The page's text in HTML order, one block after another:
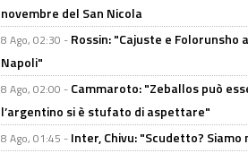
novembre del San Nicola
8 Ago, 02:30 - Rossin: "Cajuste e
Napoli"
8 Ago, 02:00 - Cammaroto: "Zeballos può
l’argentino si è stufato di aspettare"
8 Ago, 01:45 - Inter, Chivu: "Scudetto?